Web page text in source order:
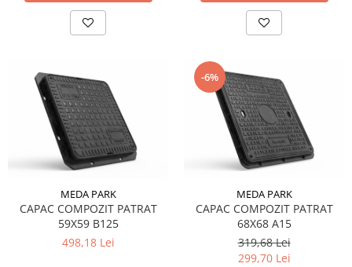
MEDA PARK
CAPAC COMPOZIT PATRAT
59X59 B125
498,18 Lei
-6%
MEDA PARK
CAPAC COMPOZIT PATRAT
68X68 A15
319,68 Lei
299,70 Lei